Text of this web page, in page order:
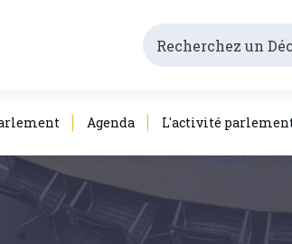
Agenda L'activité